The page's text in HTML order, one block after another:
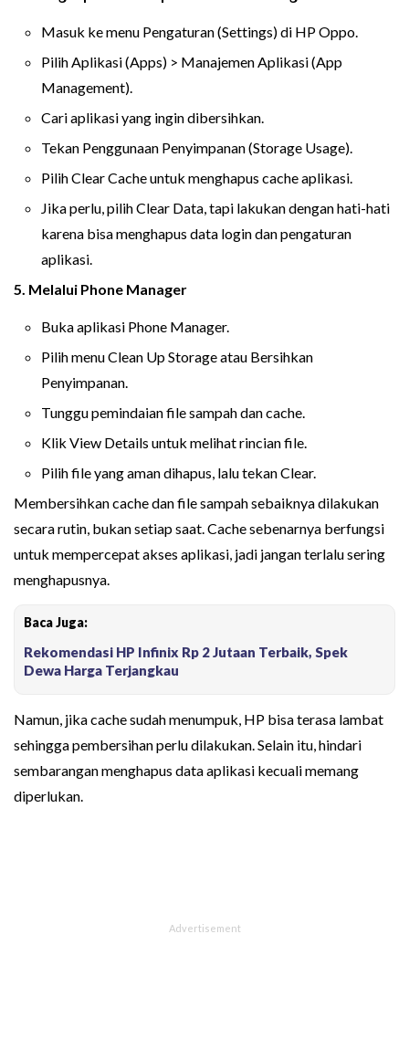
Masuk ke menu Pengaturan (Settings) di HP Oppo.
Pilih Aplikasi (Apps) > Manajemen Aplikasi (App
Management).
Cari aplikasi yang ingin dibersihkan.
Tekan Penggunaan Penyimpanan (Storage Usage).
Pilih Clear Cache untuk menghapus cache aplikasi.
Jika perlu, pilih Clear Data, tapi lakukan dengan hati-hati
karena bisa menghapus data login dan pengaturan
aplikasi.
5. Melalui Phone Manager
Buka aplikasi Phone Manager.
Pilih menu Clean Up Storage atau Bersihkan
Penyimpanan.
Tunggu pemindaian file sampah dan cache.
Klik View Details untuk melihat rincian file.
Pilih file yang aman dihapus, lalu tekan Clear.
Membersihkan cache dan file sampah sebaiknya dilakukan
secara rutin, bukan setiap saat. Cache sebenarnya berfungsi
untuk mempercepat akses aplikasi, jadi jangan terlalu sering
menghapusnya.
Baca Juga:
Rekomendasi HP Infinix Rp 2 Jutaan Terbaik, Spek
Dewa Harga Terjangkau
Namun, jika cache sudah menumpuk, HP bisa terasa lambat
sehingga pembersihan perlu dilakukan. Selain itu, hindari
sembarangan menghapus data aplikasi kecuali memang
diperlukan.